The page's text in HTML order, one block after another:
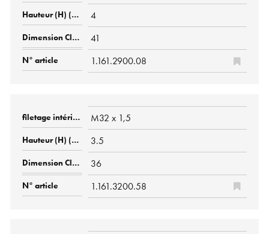
4
41
1.161.2900.08
M32 x 1,5
3.5
36
1.161.3200.58